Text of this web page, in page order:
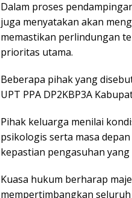
Dalam proses
juga menyatakan akan
memastikan perlindungan
prioritas utama.
Beberapa pihak yang
UPT PPA DP2KBP3A
Pihak keluarga menilai
psikologis serta masa
kepastian pengasuhan
Kuasa hukum berharap
mempertimbangkan